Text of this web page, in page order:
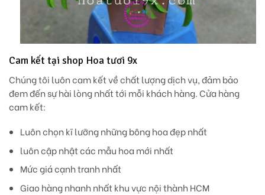
Cam kết tại shop Hoa tươi 9x
Chúng tôi luôn cam kết về chất lượng dịch vụ, đảm bảo
đem đến sự hài lòng nhất tới mỗi khách hàng. Cửa hàng
cam kết:
Luôn chọn kĩ lưỡng những bông hoa đẹp nhất
luôn cập nhật các mẫu hoa mới nhất
Mức giá cạnh tranh nhất
Giao hàng nhanh nhất khu vực nội thành HCM